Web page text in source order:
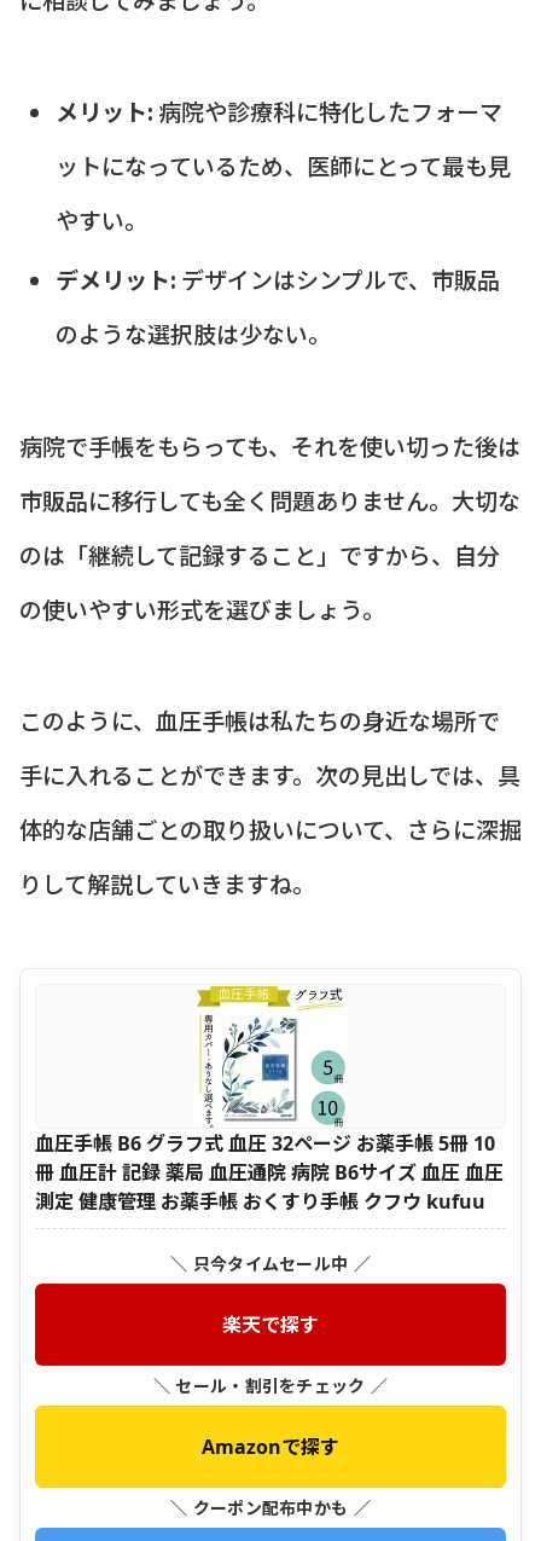
メリット: 病院や診療科に特化したフォーマ
ットになっているため、医師にとって最も見
やすい。
デメリット: デザインはシンプルで、市販品
のような選択肢は少ない。
病院で手帳をもらっても、それを使い切った後は
市販品に移行しても全く問題ありません。大切な
のは「継続して記録すること」ですから、自分
の使いやすい形式を選びましょう。
このように、血圧手帳は私たちの身近な場所で
手に入れることができます。次の見出しでは、具
体的な店舗ごとの取り扱いについて、さらに深掘
りして解説していきますね。
血圧手帳 B6 グラフ式 血圧 32ページ お薬手帳 5冊 10
冊 血圧計 記録 薬局 血圧通院 病院 B6サイズ 血圧 血圧
測定 健康管理 お薬手帳 おくすり手帳 クフウ kufuu
＼ 只今タイムセール中 ／
楽天で探す
＼ セール・割引をチェック ／
Amazonで探す
＼ クーポン配布中かも ／